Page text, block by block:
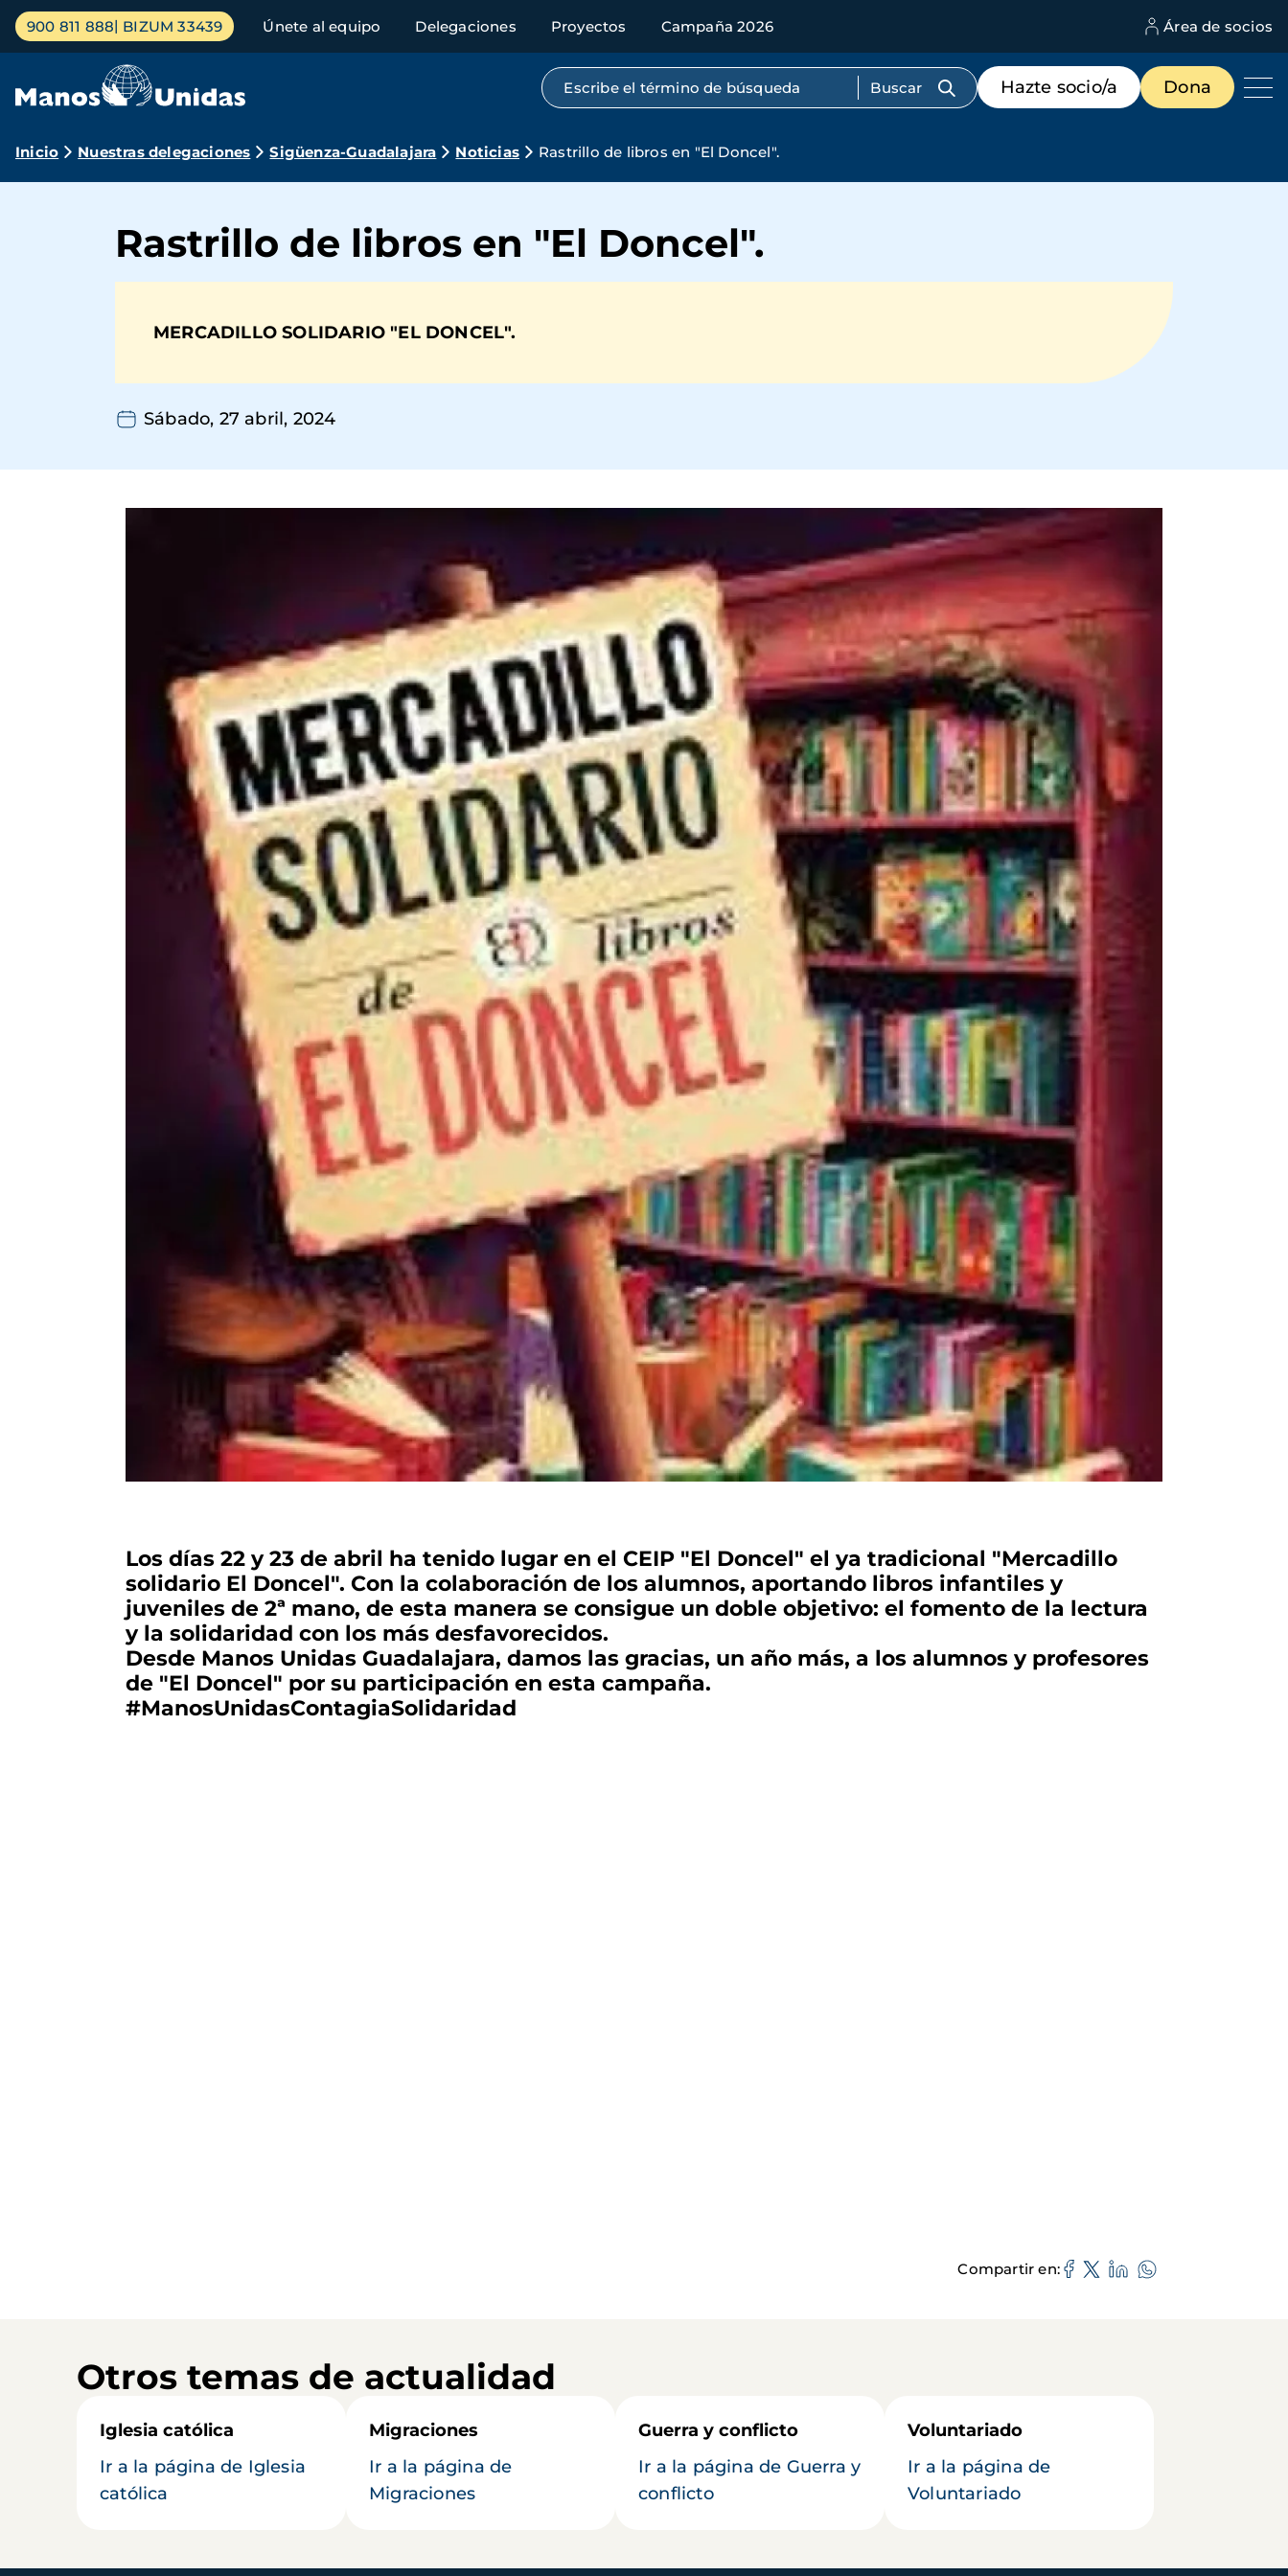
Pasar
contenido
Menú
principal
900 811 888 BIZUM 33439 Únete al equipo Delegaciones Proyectos Campaña 2026 Área de socios
Búsqueda por texto completo
Menú
de
destacados
Hazte socio/a Dona
Ruta
navegación
Inicio Nuestras delegaciones Sigüenza-Guadalajara Noticias Rastrillo de libros en "El Doncel".
Rastrillo de libros en "El Doncel".
MERCADILLO SOLIDARIO "EL DONCEL".
Sábado, 27 abril, 2024
Los días 22 y 23 de abril ha tenido lugar en el CEIP "El Doncel" el ya tradicional "Mercadillo
solidario El Doncel". Con la colaboración de los alumnos, aportando libros infantiles y
juveniles de 2ª mano, de esta manera se consigue un doble objetivo: el fomento de la lectura
y la solidaridad con los más desfavorecidos.
Desde Manos Unidas Guadalajara, damos las gracias, un año más, a los alumnos y profesores
de "El Doncel" por su participación en esta campaña.
#ManosUnidasContagiaSolidaridad
Compartir en
Otros temas de actualidad
Iglesia católica
Ir a la página de Iglesia
católica
Migraciones
Ir a la página de
Migraciones
Guerra y conflicto
Ir a la página de Guerra y
conflicto
Voluntariado
Ir a la página de
Voluntariado